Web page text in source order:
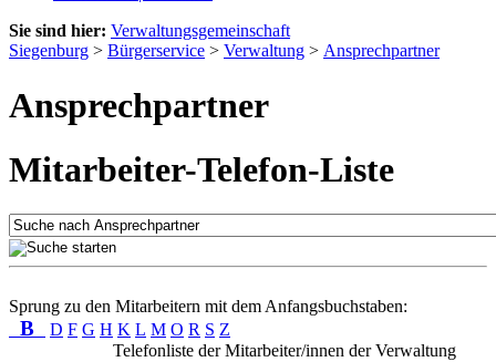
Sie sind hier: Verwaltungsgemeinschaft
Siegenburg > Bürgerservice > Verwaltung > Ansprechpartner
Ansprechpartner
Mitarbeiter-Telefon-Liste
Sprung zu den Mitarbeitern mit dem Anfangsbuchstaben:
B D F G H K L M O R S Z
Telefonliste der Mitarbeiter/innen der Verwaltung